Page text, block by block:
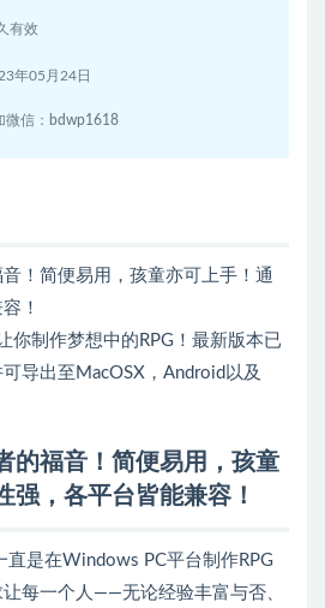
有效
年05月24日
微信：bdwp1618
！简便易用，孩童亦可上手！通
！
你制作梦想中的RPG！最新版本已
导出至MacOSX，Android以及
的福音！简便易用，孩童
强，各平台皆能兼容！
直是在Windows PC平台制作RPG
每一个人——无论经验丰富与否、